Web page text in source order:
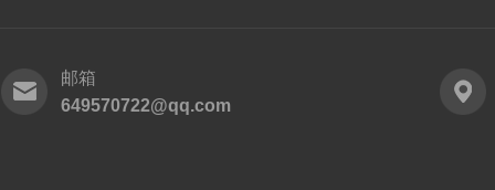
邮箱
649570722@qq.com